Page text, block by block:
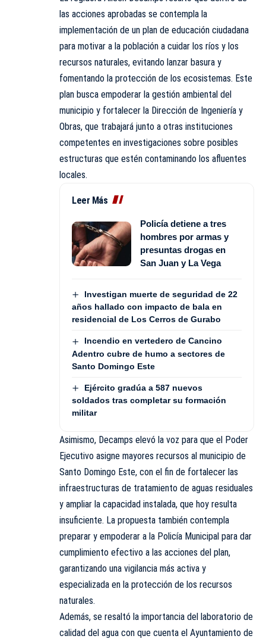
las acciones aprobadas se contempla la
implementación de un plan de educación ciudadana
para motivar a la población a cuidar los ríos y los
recursos naturales, evitando lanzar basura y
fomentando la protección de los ecosistemas. Este
plan busca empoderar la gestión ambiental del
municipio y fortalecer la Dirección de Ingeniería y
Obras, que trabajará junto a otras instituciones
competentes en investigaciones sobre posibles
estructuras que estén contaminando los afluentes
locales.
Leer Más
Policía detiene a tres
hombres por armas y
presuntas drogas en
San Juan y La Vega
Investigan muerte de seguridad de 22
años hallado con impacto de bala en
residencial de Los Cerros de Gurabo
Incendio en vertedero de Cancino
Adentro cubre de humo a sectores de
Santo Domingo Este
Ejército gradúa a 587 nuevos
soldados tras completar su formación
militar
Asimismo, Decamps elevó la voz para que el Poder
Ejecutivo asigne mayores recursos al municipio de
Santo Domingo Este, con el fin de fortalecer las
infraestructuras de tratamiento de aguas residuales
y ampliar la capacidad instalada, que hoy resulta
insuficiente. La propuesta también contempla
preparar y empoderar a la Policía Municipal para dar
cumplimiento efectivo a las acciones del plan,
garantizando una vigilancia más activa y
especializada en la protección de los recursos
naturales.
Además, se resaltó la importancia del laboratorio de
calidad del agua con que cuenta el Ayuntamiento de